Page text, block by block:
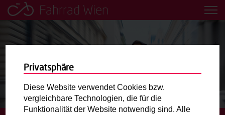
Fahrrad Wien
Leih dir einfach ein Transportfahrrad in deiner Nähe aus!
Mobilitätsbildung für Kinder und
Jugendliche
Radweg-Projektkarte
Privatsphäre
Diese Website verwendet Cookies bzw.
vergleichbare Technologien, die für die
Funktionalität der Website notwendig sind. Alle